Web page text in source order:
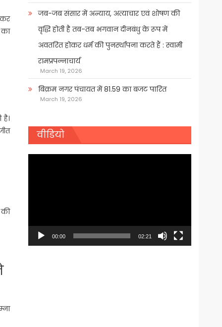
कर
की
जब-जब संसार में अन्याय, अत्याचार एवं शोषण की
वृद्धि होती है तब-तब भगवान दीनबंधु के रूप में
अवतरित होकर धर्म की पुनर्स्थापना करते हैं : स्वामी
रामप्रपन्नाचार्य
March 19, 2026
बिक्रम नगर पंचायत में 81.59 का बजट पारित
March 19, 2026
वीडियो
00:00 02:21